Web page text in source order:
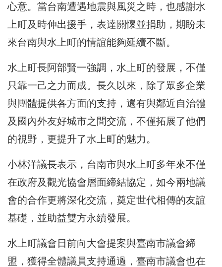
心意。當台南遭遇地震與風災之時，也感謝水
上町及時伸出援手，表達關懷並捐助，期盼未
來台南與水上町的情誼能夠延續不斷。
水上町長阿部賢一強調，水上町的發展，不僅
只靠一己之力而成。長久以來，除了眾多企業
與團體提供各方面的支持，還有與鄰近自治體
及國內外友好城市之間交流，不僅拓展了他們
的視野，更提升了水上町的魅力。
小林洋議長表示，台南市與水上町多年來不僅
在政府及觀光協會層面締結協定，如今兩地議
會的合作更將深化交流，奠定世代相傳的友誼
基礎，並助益雙方永續發展。
水上町議會日前向大會提案與臺南市議會締
盟，獲得全體議員支持通過，臺南市議會也在